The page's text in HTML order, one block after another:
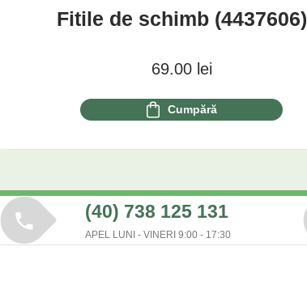
Fitile de schimb (4437606)
69.00 lei
Cumpără
(40) 738 125 131
APEL LUNI - VINERI 9:00 - 17:30